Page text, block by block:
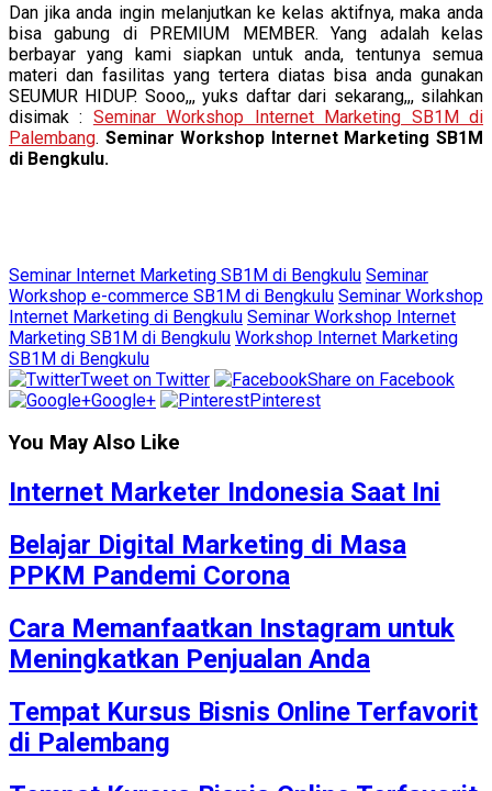
Dan jika anda ingin melanjutkan ke kelas aktifnya, maka anda
bisa gabung di PREMIUM MEMBER. Yang adalah kelas
berbayar yang kami siapkan untuk anda, tentunya semua
materi dan fasilitas yang tertera diatas bisa anda gunakan
SEUMUR HIDUP. Sooo,,, yuks daftar dari sekarang,,, silahkan
disimak : Seminar Workshop Internet Marketing SB1M di
Palembang. Seminar Workshop Internet Marketing SB1M
di Bengkulu.
Seminar Internet Marketing SB1M di Bengkulu Seminar
Workshop e-commerce SB1M di Bengkulu Seminar Workshop
Internet Marketing di Bengkulu Seminar Workshop Internet
Marketing SB1M di Bengkulu Workshop Internet Marketing
SB1M di Bengkulu
Tweet on Twitter
Share on Facebook
Google+
Pinterest
You May Also Like
Internet Marketer Indonesia Saat Ini
Belajar Digital Marketing di Masa
PPKM Pandemi Corona
Cara Memanfaatkan Instagram untuk
Meningkatkan Penjualan Anda
Tempat Kursus Bisnis Online Terfavorit
di Palembang